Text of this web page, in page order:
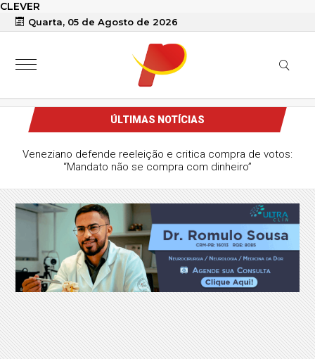
CLEVER
Quarta, 05 de Agosto de 2026
ÚLTIMAS NOTÍCIAS
Veneziano defende reeleição e critica compra de votos:
“Mandato não se compra com dinheiro”